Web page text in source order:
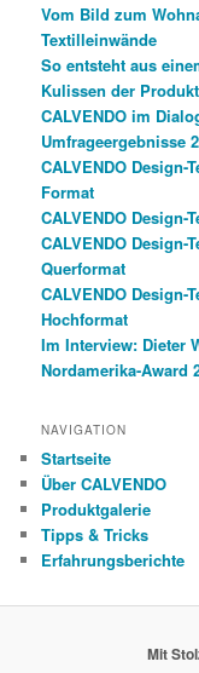
Vom Bild zum
Textilleinwände
So entsteht aus
Kulissen der
CALVENDO im
Umfrageergebnisse
CALVENDO Design-
Format
CALVENDO
CALVENDO Design-
Querformat
CALVENDO Design-
Hochformat
Im Interview: Dieter
Nordamerika-Award
NAVIGATION
Startseite
Über CALVENDO
Produktgalerie
Tipps & Tricks
Erfahrungsberichte
Mit